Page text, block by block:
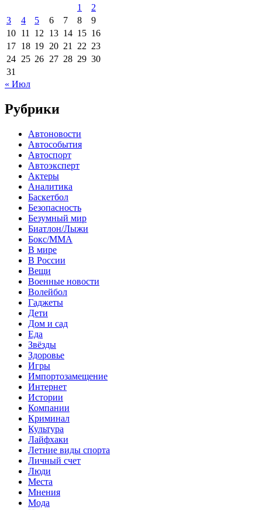
1
2
3
4 5 6 7 8
9
10 11 12 13 14 15 16
17 18 19 20 21 22 23
24 25 26 27 28 29 30
31
« Июл
Рубрики
Автоновости
Автособытия
Автоспорт
Автоэксперт
Актеры
Аналитика
Баскетбол
Безопасность
Безумный мир
Биатлон/Лыжи
Бокс/MMA
В мире
В России
Вещи
Военные новости
Волейбол
Гаджеты
Дети
Дом и сад
Еда
Звёзды
Здоровье
Игры
Импортозамещение
Интернет
Истории
Компании
Криминал
Культура
Лайфхаки
Летние виды спорта
Личный счет
Люди
Места
Мнения
Мода